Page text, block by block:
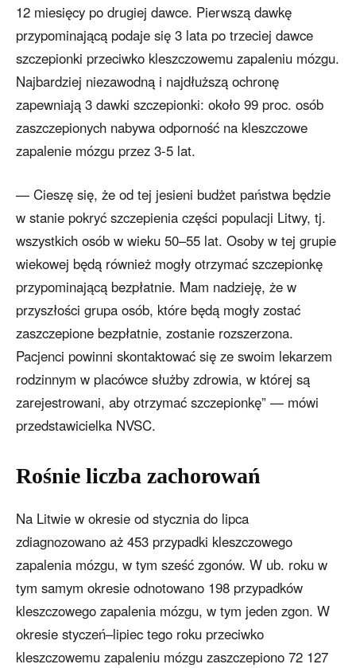
12 miesięcy po drugiej dawce. Pierwszą dawkę
przypominającą podaje się 3 lata po trzeciej dawce
szczepionki przeciwko kleszczowemu zapaleniu mózgu.
Najbardziej niezawodną i najdłuższą ochronę
zapewniają 3 dawki szczepionki: około 99 proc. osób
zaszczepionych nabywa odporność na kleszczowe
zapalenie mózgu przez 3-5 lat.
— Cieszę się, że od tej jesieni budżet państwa będzie
w stanie pokryć szczepienia części populacji Litwy, tj.
wszystkich osób w wieku 50–55 lat. Osoby w tej grupie
wiekowej będą również mogły otrzymać szczepionkę
przypominającą bezpłatnie. Mam nadzieję, że w
przyszłości grupa osób, które będą mogły zostać
zaszczepione bezpłatnie, zostanie rozszerzona.
Pacjenci powinni skontaktować się ze swoim lekarzem
rodzinnym w placówce służby zdrowia, w której są
zarejestrowani, aby otrzymać szczepionkę” — mówi
przedstawicielka NVSC.
Rośnie liczba zachorowań
Na Litwie w okresie od stycznia do lipca
zdiagnozowano aż 453 przypadki kleszczowego
zapalenia mózgu, w tym sześć zgonów. W ub. roku w
tym samym okresie odnotowano 198 przypadków
kleszczowego zapalenia mózgu, w tym jeden zgon. W
okresie styczeń–lipiec tego roku przeciwko
kleszczowemu zapaleniu mózgu zaszczepiono 72 127